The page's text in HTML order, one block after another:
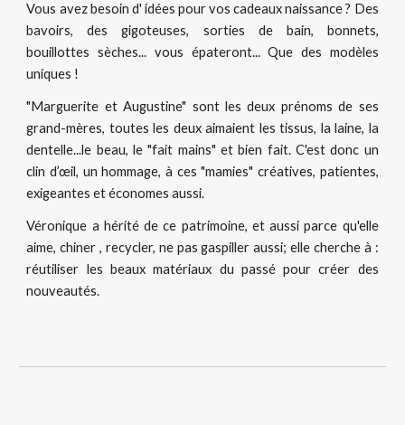
Vous avez besoin d' idées pour vos cadeaux naissance ? Des
bavoirs, des gigoteuses, sorties de bain, bonnets,
bouillottes sèches... vous épateront... Que des modèles
uniques !
"Marguerite et Augustine" sont les deux prénoms de ses
grand-mères, toutes les deux aimaient les tissus, la laine, la
dentelle...le beau, le "fait mains" et bien fait. C'est donc un
clin d’œil, un hommage, à ces "mamies" créatives, patientes,
exigeantes et économes aussi.
Véronique a hérité de ce patrimoine, et aussi parce qu'elle
aime, chiner , recycler, ne pas gaspiller aussi; elle cherche à :
réutiliser les beaux matériaux du passé pour créer des
nouveautés.